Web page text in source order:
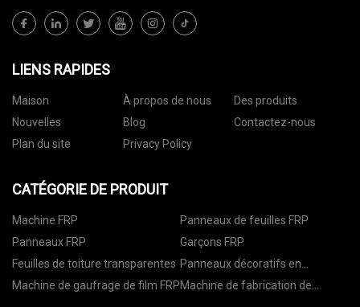
LIENS RAPIDES
Maison À propos de nous
Des produits
Nouvelles
Blog
Contactez-nous
Plan du site
Privacy Policy
CATÉGORIE DE PRODUIT
Machine FRP
Panneaux de feuilles FRP
Panneaux FRP
Garçons FRP
Feuilles de toiture transparentes Panneaux décoratifs en
plastique
Machine de gaufrage de film FRPMachine de fabrication de